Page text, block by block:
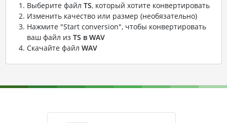
Выберите файл TS, который хотите конвертировать
Изменить качество или размер (необязательно)
Нажмите "Start conversion", чтобы конвертировать
ваш файл из TS в WAV
Скачайте файл WAV